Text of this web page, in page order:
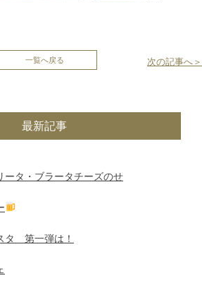
次の記事へ＞
一覧へ戻る
最新記事
ータ・ブラータチーズのせ
タ 第一弾は！